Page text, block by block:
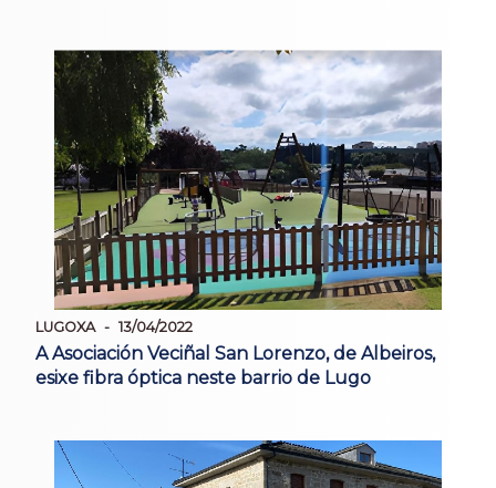
LUGOXA 13/04/2022
A Asociación Veciñal San Lorenzo, de Albeiros,
esixe fibra óptica neste barrio de Lugo